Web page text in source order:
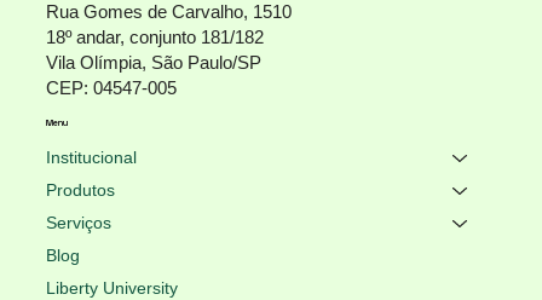
Rua Gomes de Carvalho, 1510
18º andar, conjunto 181/182
Vila Olímpia, São Paulo/SP
CEP: 04547-005
Institucional
Produtos
Serviços
Blog
Liberty University
Menu